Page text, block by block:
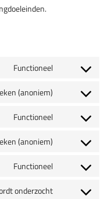
Functioneel
(anoniem)
Functioneel
(anoniem)
Functioneel
onderzocht